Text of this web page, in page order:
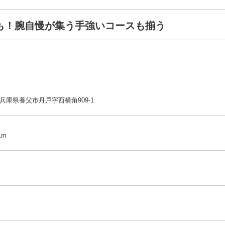
腕自慢が集う手強いコースも揃う
庫県養父市丹戸字西横角909-1